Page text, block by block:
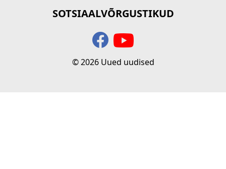
SOTSIAALVÕRGUSTIKUD
© 2026 Uued uudised